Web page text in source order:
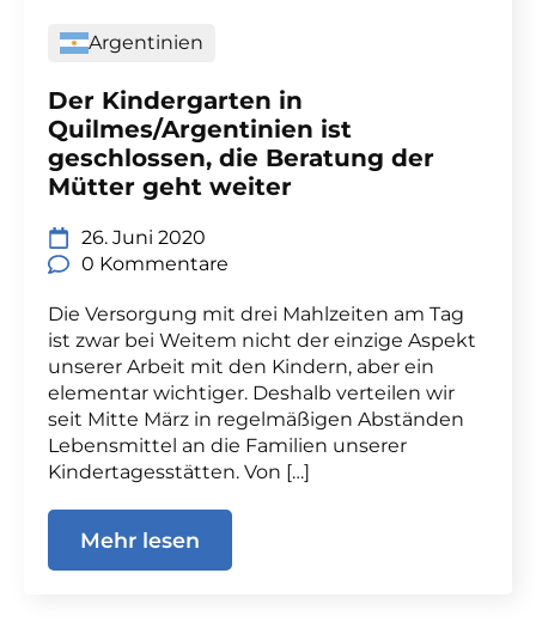
Argentinien
Der Kindergarten in
Quilmes/Argentinien ist
geschlossen, die Beratung der
Mütter geht weiter
26. Juni 2020
0 Kommentare
Die Versorgung mit drei Mahlzeiten am Tag
ist zwar bei Weitem nicht der einzige Aspekt
unserer Arbeit mit den Kindern, aber ein
elementar wichtiger. Deshalb verteilen wir
seit Mitte März in regelmäßigen Abständen
Lebensmittel an die Familien unserer
Kindertagesstätten. Von […]
Mehr lesen